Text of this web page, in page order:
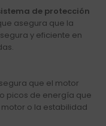
de protección
asegura que la
y eficiente en
que el motor
picos de energía que
o la estabilidad